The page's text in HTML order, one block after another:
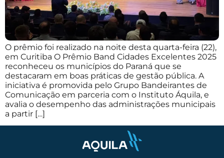
O prêmio foi realizado na noite desta quarta-feira (22),
em Curitiba O Prêmio Band Cidades Excelentes 2025
reconheceu os municípios do Paraná que se
destacaram em boas práticas de gestão pública. A
iniciativa é promovida pelo Grupo Bandeirantes de
Comunicação em parceria com o Instituto Áquila, e
avalia o desempenho das administrações municipais
a partir […]